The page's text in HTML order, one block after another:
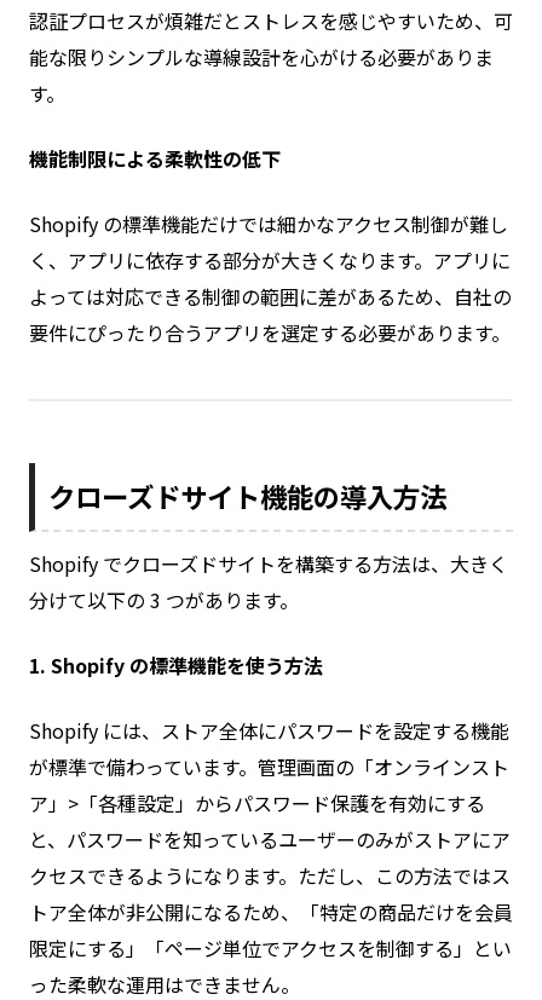
認証プロセスが煩雑だとストレスを感じやすいため、可
能な限りシンプルな導線設計を心がける必要がありま
す。
機能制限による柔軟性の低下
Shopify の標準機能だけでは細かなアクセス制御が難し
く、アプリに依存する部分が大きくなります。アプリに
よっては対応できる制御の範囲に差があるため、自社の
要件にぴったり合うアプリを選定する必要があります。
クローズドサイト機能の導入方法
Shopify でクローズドサイトを構築する方法は、大きく
分けて以下の 3 つがあります。
1. Shopify の標準機能を使う方法
Shopify には、ストア全体にパスワードを設定する機能
が標準で備わっています。管理画面の「オンラインスト
ア」>「各種設定」からパスワード保護を有効にする
と、パスワードを知っているユーザーのみがストアにア
クセスできるようになります。ただし、この方法ではス
トア全体が非公開になるため、「特定の商品だけを会員
限定にする」「ページ単位でアクセスを制御する」とい
った柔軟な運用はできません。